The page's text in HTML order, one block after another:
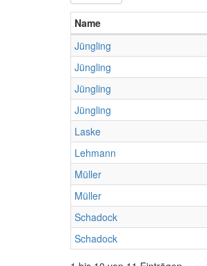
Name
Jüngling
Jüngling
Jüngling
Jüngling
Laske
Lehmann
Müller
Müller
Schadock
Schadock